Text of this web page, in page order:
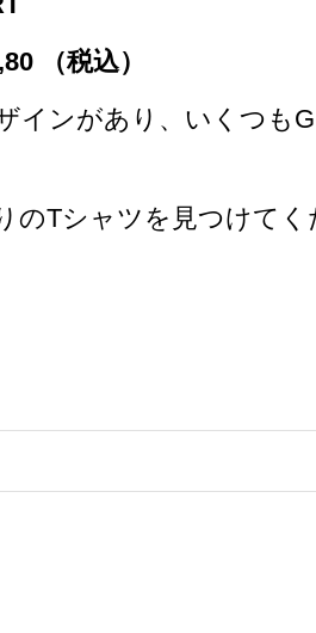
（税込）
インがあり、いくつも
のTシャツを見つけてく